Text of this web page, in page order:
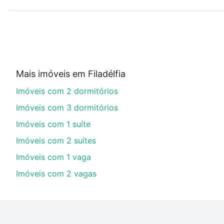
Use barra de busca no topo para pesquisar por
ou sem vaga de garagem para combinar
Imóveis à venda em avenida bandeirantes -
Aqui na Loft temos a oferta ideal para você, com
de financiamento imobiliário as parcelas podem se
nosso portal quanto custa comprar um apartamento
Mais imóveis em Filadélfia
Imóveis com 2 dormitórios
Imóveis com 3 dormitórios
Imóveis com 1 suíte
Imóveis com 2 suítes
Imóveis com 1 vaga
Imóveis com 2 vagas